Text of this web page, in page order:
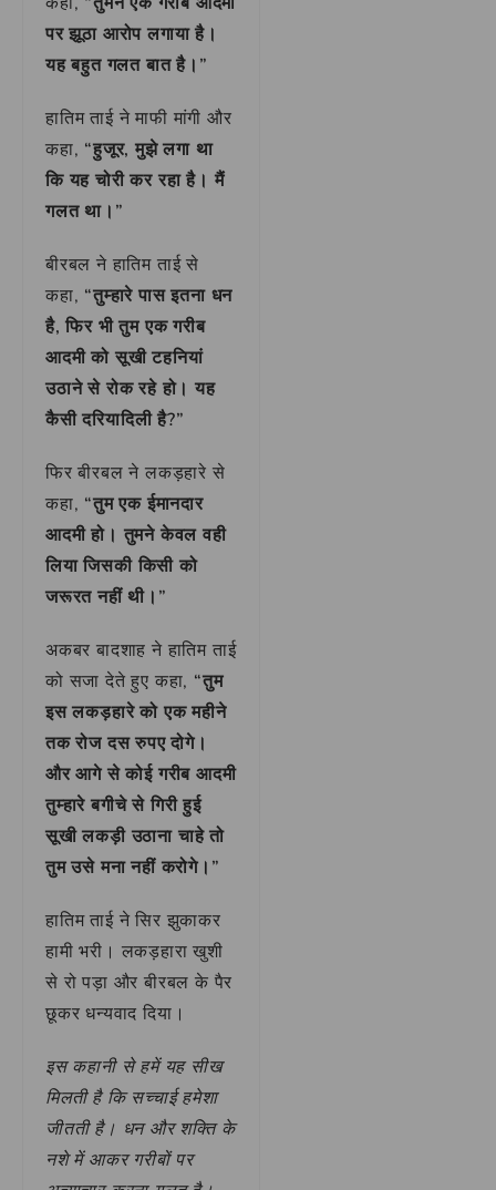
पर झूठा आरोप लगाया है।
यह बहुत गलत बात है।”
हातिम ताई ने माफी मांगी और
कहा, “हुजूर, मुझे लगा था
कि यह चोरी कर रहा है। मैं
गलत था।”
बीरबल ने हातिम ताई से
कहा, “तुम्हारे पास इतना धन
है, फिर भी तुम एक गरीब
आदमी को सूखी टहनियां
उठाने से रोक रहे हो। यह
कैसी दरियादिली है?”
फिर बीरबल ने लकड़हारे से
कहा, “तुम एक ईमानदार
आदमी हो। तुमने केवल वही
लिया जिसकी किसी को
जरूरत नहीं थी।”
अकबर बादशाह ने हातिम ताई
को सजा देते हुए कहा, “तुम
इस लकड़हारे को एक महीने
तक रोज दस रुपए दोगे।
और आगे से कोई गरीब आदमी
तुम्हारे बगीचे से गिरी हुई
सूखी लकड़ी उठाना चाहे तो
तुम उसे मना नहीं करोगे।”
हातिम ताई ने सिर झुकाकर
हामी भरी। लकड़हारा खुशी
से रो पड़ा और बीरबल के पैर
छूकर धन्यवाद दिया।
इस कहानी से हमें यह सीख
मिलती है कि सच्चाई हमेशा
जीतती है। धन और शक्ति के
नशे में आकर गरीबों पर